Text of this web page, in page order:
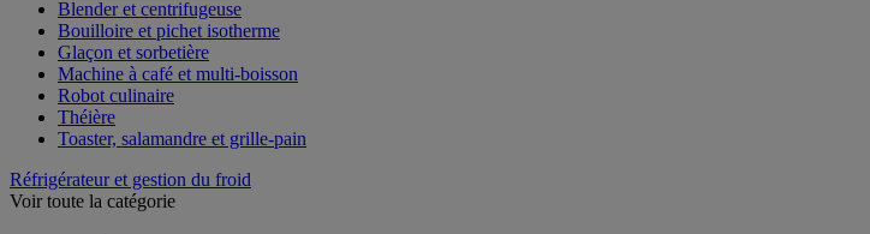
Balance et thermomètre
Blender et centrifugeuse
Bouilloire et pichet isotherme
Glaçon et sorbetière
Machine à café et multi-boisson
Robot culinaire
Théière
Réfrigérateur et gestion du froid